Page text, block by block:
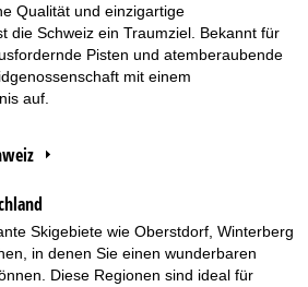
Qualität und einzigartige
die Schweiz ein Traumziel. Bekannt für
Pisten und atemberaubende
mit einem
auf.
Skigebiete wie Oberstdorf, Winterberg
in denen Sie einen wunderbaren
Diese Regionen sind ideal für